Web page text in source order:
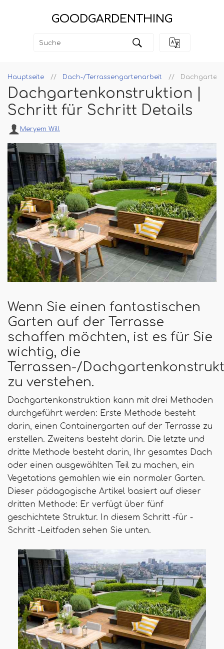
GOODGARDENTHING
Hauptseite Dach-/Terrassengartenarbeit
Dachgartenkonstruktion |
Schritt für Schritt Details
Meryem Will
Wenn Sie einen fantastischen
Garten auf der Terrasse
schaffen möchten, ist es für Sie
wichtig, die
Terrassen-/
zu verstehen.
Dachgartenkonstruktion kann mit drei Methoden
durchgeführt werden: Erste Methode besteht
darin, einen Containergarten auf der Terrasse zu
erstellen. Zweitens besteht darin. Die letzte und
dritte Methode besteht darin, Ihr gesamtes Dach
oder einen ausgewählten Teil zu machen, ein
Vegetations gemahlen wie ein normaler Garten.
Dieser pädagogische Artikel basiert auf dieser
dritten Methode: Er verfügt über fünf
geschichtete Struktur. In diesem Schritt -für -
Schritt -Leitfaden sehen Sie unten.